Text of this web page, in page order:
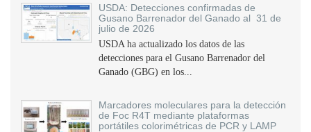
USDA: Detecciones confirmadas de
Gusano Barrenador del Ganado al 31 de
julio de 2026
USDA ha actualizado los datos de las
detecciones para el Gusano Barrenador del
Ganado (GBG) en los...
Marcadores moleculares para la detección
de Foc R4T mediante plataformas
portátiles colorimétricas de PCR y LAMP